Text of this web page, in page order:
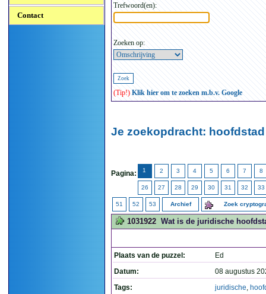
Contact
Trefwoord(en):
Zoeken op:
(Tip!) Klik hier om te zoeken m.b.v. Google
Je zoekopdracht: hoofdstad
Pagina: 1 2 3 4 5 6 7 8
26 27 28 29 30 31 32 33
51 52 53 Archief Zoek
1031922 Wat is de juridische
Plaats van de puzzel:
Ed
Datum:
08 augustus
Tags:
juridische,